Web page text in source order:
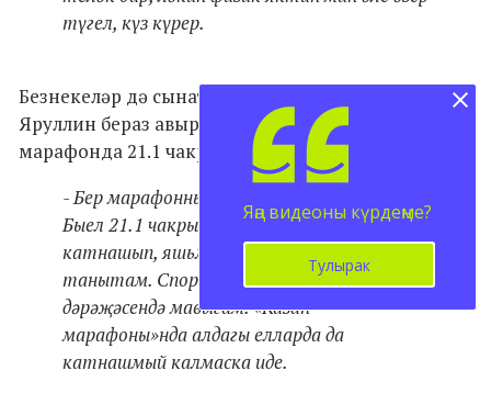
түгел, күз күрер.
Безнекеләр дә сынатмады. Яшел Үзәннән Илшат
Яруллин бераз авырып торуына карамастан,
марафонда 21.1 чакрымны узган.
- Бер марафонны да калдырган юк әлегә.
Быел 21.1 чакрымга йөгердем. Марафонда
катнашып, яшьләр арасында спортны
танытам. Спорт белән һәвәскәр
дәрәҗәсендә мавыгам. «Казан
марафоны»нда алдагы елларда да
катнашмый калмаска иде.
Яңа видеоны күрдеңме?
Тулырак